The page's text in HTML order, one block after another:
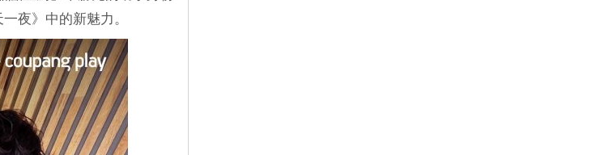
夜》中的新魅力。